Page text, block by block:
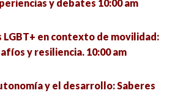
las mujeres basados en el sexo
reflexión y debate 10:00
en la nueva normalidad
y debates 10:00 am
en contexto de movilidad:
y resiliencia. 10:00 am
y el desarrollo: Saberes